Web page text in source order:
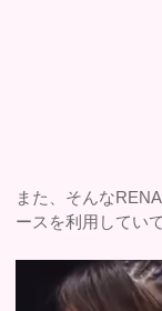
また、そんな
ースを利用してい